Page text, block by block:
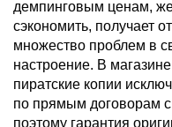
демпинговым ценам,
сэкономить, получает
множество проблем в
настроение. В
пиратские копии
по прямым договорам
поэтому гарантия